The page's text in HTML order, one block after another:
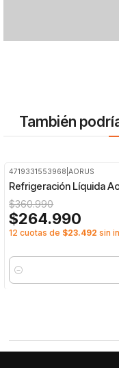
También
4719331553968 |AORUS
Refrigeración Líquida
$360.990
$264.990
12 cuotas de $23.492 sin
Cantidad